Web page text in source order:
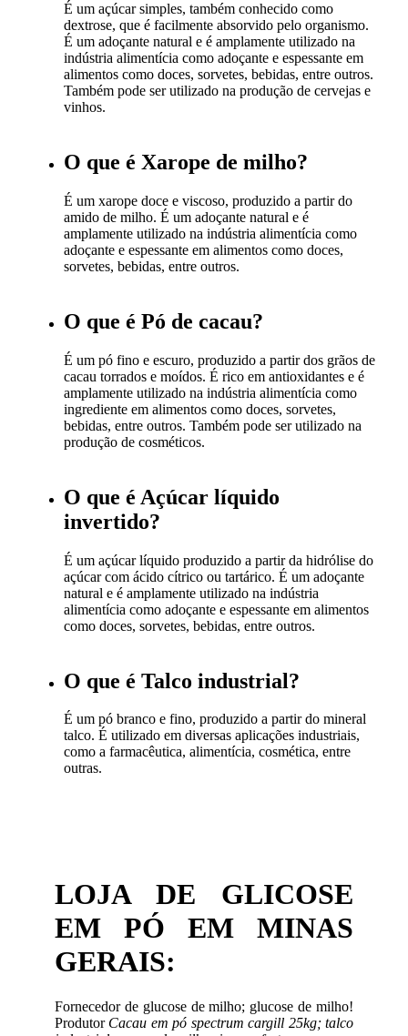
É um açúcar simples, também conhecido como
dextrose, que é facilmente absorvido pelo organismo.
É um adoçante natural e é amplamente utilizado na
indústria alimentícia como adoçante e espessante em
alimentos como doces, sorvetes, bebidas, entre outros.
Também pode ser utilizado na produção de cervejas e
vinhos.
O que é Xarope de milho?
É um xarope doce e viscoso, produzido a partir do
amido de milho. É um adoçante natural e é
amplamente utilizado na indústria alimentícia como
adoçante e espessante em alimentos como doces,
sorvetes, bebidas, entre outros.
O que é Pó de cacau?
É um pó fino e escuro, produzido a partir dos grãos de
cacau torrados e moídos. É rico em antioxidantes e é
amplamente utilizado na indústria alimentícia como
ingrediente em alimentos como doces, sorvetes,
bebidas, entre outros. Também pode ser utilizado na
produção de cosméticos.
O que é Açúcar líquido
invertido?
É um açúcar líquido produzido a partir da hidrólise do
açúcar com ácido cítrico ou tartárico. É um adoçante
natural e é amplamente utilizado na indústria
alimentícia como adoçante e espessante em alimentos
como doces, sorvetes, bebidas, entre outros.
O que é Talco industrial?
É um pó branco e fino, produzido a partir do mineral
talco. É utilizado em diversas aplicações industriais,
como a farmacêutica, alimentícia, cosmética, entre
outras.
LOJA DE GLICOSE
EM PÓ EM MINAS
GERAIS:
Fornecedor de glucose de milho; glucose de milho!
Produtor Cacau em pó spectrum cargill 25kg; talco